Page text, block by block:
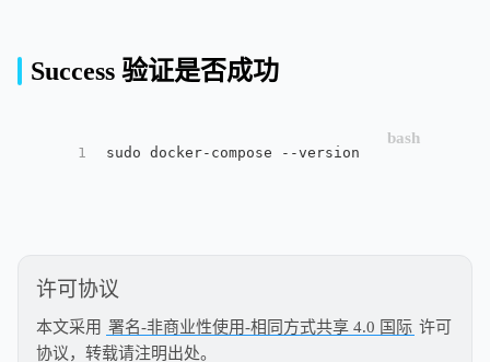
Success 验证是否成功
1 sudo docker-compose --version
许可协议
本文采用 署名-非商业性使用-相同方式共享 4.0 国际 许可
协议，转载请注明出处。